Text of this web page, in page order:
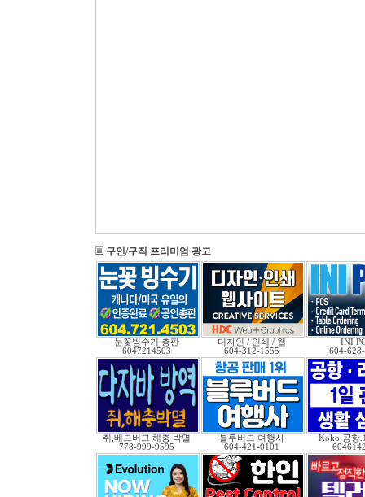
구인/구직 프리미엄 광고
눈꽃빙수기 총판
6047214503
디자인 / 인쇄 / 웹
604-312-1555
INI
604-
쥐,베드버그 해충 박멸
778-999-9595
블루버드 여행사
604-421-0101
Koko 공항